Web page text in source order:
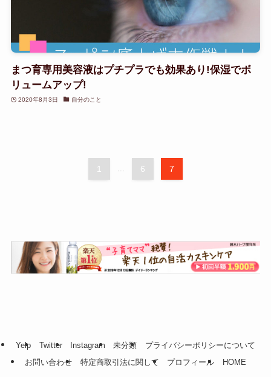
まつ育専用美容液はプチプラでも効果あり!保湿でボ
リュームアップ!
2020年8月3日 自分のこと
1 6 7
Yelp Twitter Instagram 未分類
プライバシーポリシーについて
お問い合わせ
特定商取引法に関して プロフィール HOME